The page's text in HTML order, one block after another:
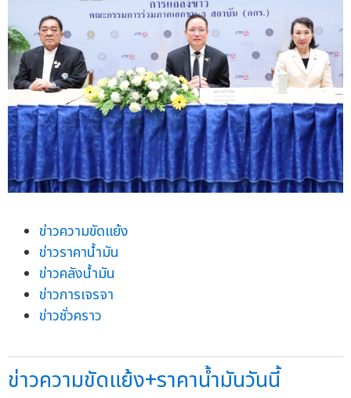
ข่าวความขัดแย้ง
ข่าวราคาน้ำมัน
ข่าวคลังน้ำมัน
ข่าวการเจรจา
ข่าวชั่วคราว
ข่าวความขัดแย้ง+ราคาน้ำมันวันนี้